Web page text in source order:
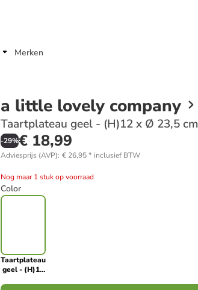
Merken
a little lovely company
Taartplateau geel - (H)12 x Ø 23,5 cm
-29%€ 18,99
Adviesprijs (AVP): € 26,95* inclusief BTW
Nog maar 1 stuk op voorraad
Color
Taartplateau
geel - (H)12